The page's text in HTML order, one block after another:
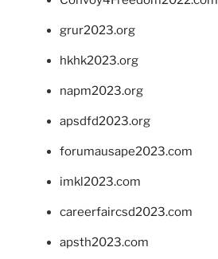
grur2023.org
hkhk2023.org
napm2023.org
apsdfd2023.org
forumausape2023.com
imkl2023.com
careerfaircsd2023.com
apsth2023.com